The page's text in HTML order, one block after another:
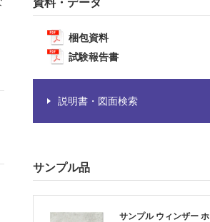
梱包資料
試験報告書
説明書・図面検索
サンプル品
サンプル ウィンザー ホ